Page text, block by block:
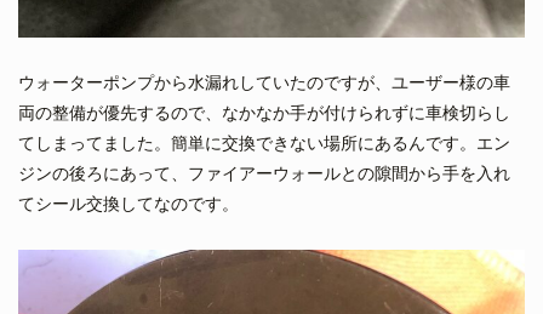
ウォーターポンプから水漏れしていたのですが、ユーザー様の車
両の整備が優先するので、なかなか手が付けられずに車検切らし
てしまってました。簡単に交換できない場所にあるんです。エン
ジンの後ろにあって、ファイアーウォールとの隙間から手を入れ
てシール交換してなのです。